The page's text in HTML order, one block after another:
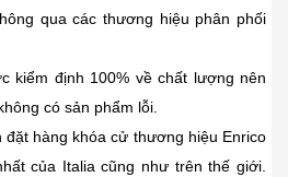
qua các thương hiệu phân phối
kiểm định 100% về chất lượng nên
có sản phẩm lỗi.
đặt hàng khóa cử thương hiệu Enrico
của Italia cũng như trên thế giới.